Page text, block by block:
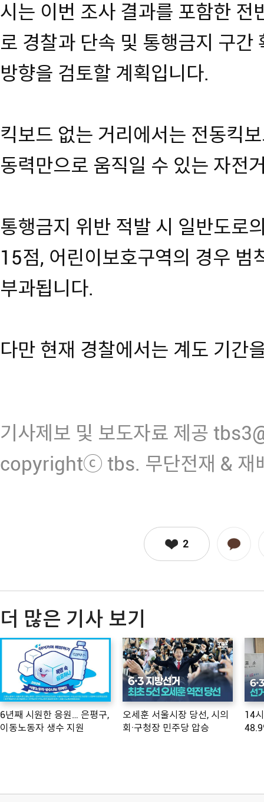
시는 이번 조사 결과를 포함한 전
로 경찰과 단속 및 통행금지 구간
방향을 검토할 계획입니다.
킥보드 없는 거리에서는 전동킥
동력만으로 움직일 수 있는 자전
통행금지 위반 적발 시 일반도로
15점, 어린이보호구역의 경우 범
부과됩니다.
다만 현재 경찰에서는 계도 기간
기사제보 및 보도자료 제공
copyrightⓒ tbs. 무단전재 & 재
2
더 많은 기사 보기
6년째 시원한 응원… 은평구,
이동노동자 생수 지원
오세훈 서울시장 당선, 시의
회·구청장 민주당 압승
14